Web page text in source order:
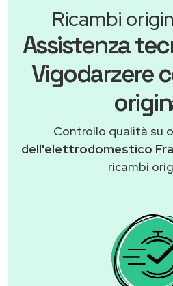
Ricambi
Assistenza
Vigodarzere
Controllo qualità su
dell'elettrodomestico
ricambi